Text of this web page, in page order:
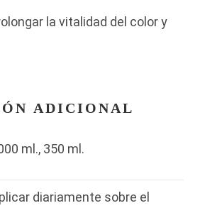
la vitalidad del color y
ADICIONAL
ml., 350 ml.
diariamente sobre el